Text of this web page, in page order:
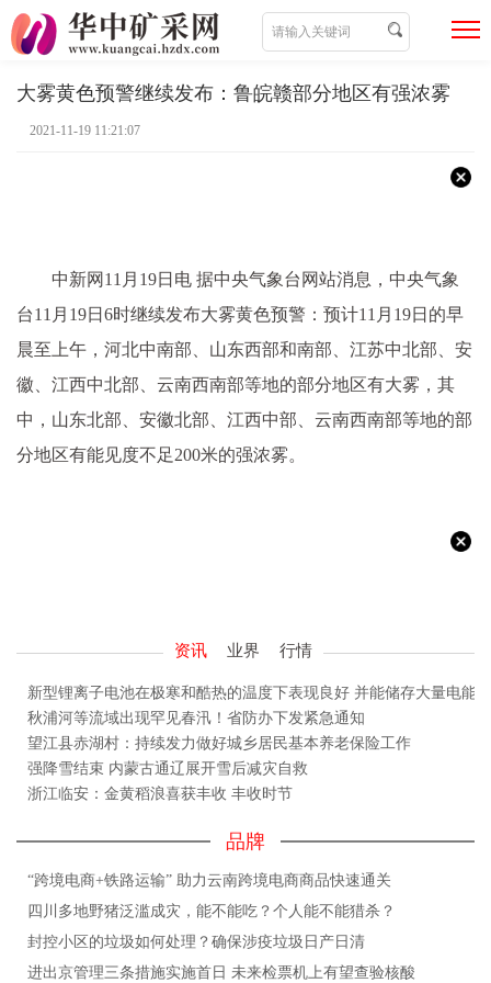
大雾黄色预警继续发布：鲁皖赣部分地区有强浓雾
2021-11-19 11:21:07
中新网11月19日电 据中央气象台网站消息， 中央气象
台11月19日6时继续发布大雾黄色预警：预计11月19日的早
晨至上午，河北中南部、山东西部和南部、江苏中北部、安
徽、江西中北部、云南西南部等地的部分地区有大雾，其
中，山东北部、安徽北部、江西中部、云南西南部等地的部
分地区有能见度不足200米的强浓雾。
资讯 业界 行情
新型锂离子电池在极寒和酷热的温度下表现良好 并能储存大量电能
秋浦河等流域出现罕见春汛！省防办下发紧急通知
望江县赤湖村：持续发力做好城乡居民基本养老保险工作
强降雪结束 内蒙古通辽展开雪后减灾自救
浙江临安：金黄稻浪喜获丰收 丰收时节
品牌
“跨境电商+铁路运输” 助力云南跨境电商商品快速通关
四川多地野猪泛滥成灾，能不能吃？个人能不能猎杀？
封控小区的垃圾如何处理？确保涉疫垃圾日产日清
进出京管理三条措施实施首日 未来检票机上有望查验核酸